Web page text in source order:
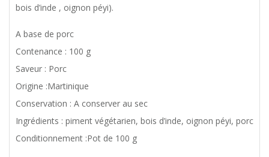
bois d’inde , oignon péyi).
A base de porc
Contenance : 100 g
Saveur : Porc
Origine :Martinique
Conservation : A conserver au sec
Ingrédients : piment végétarien, bois d’inde, oignon péyi, porc
Conditionnement :Pot de 100 g